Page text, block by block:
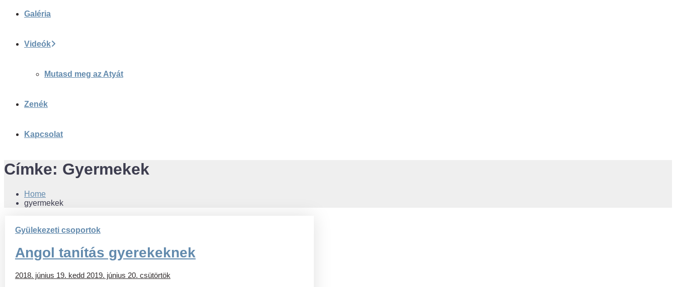
Galéria
Videók
Mutasd meg az Atyát
Zenék
Kapcsolat
Címke: Gyermekek
Home
gyermekek
Gyülekezeti csoportok
Angol tanítás gyerekeknek
2018. június 19. kedd 2019. június 20. csütörtök